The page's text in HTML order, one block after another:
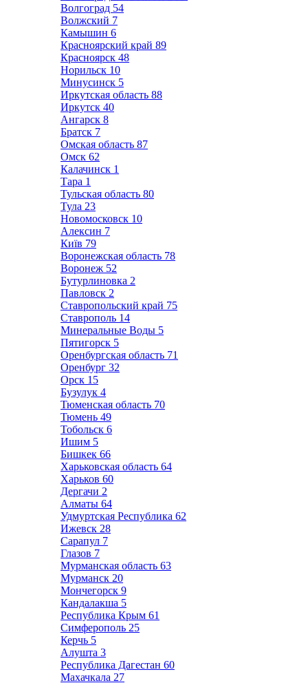
Волгоград 54
Волжский 7
Камышин 6
Красноярский край 89
Красноярск 48
Норильск 10
Минусинск 5
Иркутская область 88
Иркутск 40
Ангарск 8
Братск 7
Омская область 87
Омск 62
Калачинск 1
Тара 1
Тульская область 80
Тула 23
Новомосковск 10
Алексин 7
Київ 79
Воронежская область 78
Воронеж 52
Бутурлиновка 2
Павловск 2
Ставропольский край 75
Ставрополь 14
Минеральные Воды 5
Пятигорск 5
Оренбургская область 71
Оренбург 32
Орск 15
Бузулук 4
Тюменская область 70
Тюмень 49
Тобольск 6
Ишим 5
Бишкек 66
Харьковская область 64
Харьков 60
Дергачи 2
Алматы 64
Удмуртская Республика 62
Ижевск 28
Сарапул 7
Глазов 7
Мурманская область 63
Мурманск 20
Мончегорск 9
Кандалакша 5
Республика Крым 61
Симферополь 25
Керчь 5
Алушта 3
Республика Дагестан 60
Махачкала 27